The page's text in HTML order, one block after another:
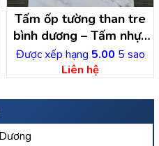
Tấm ốp tường than tre
bình dương – Tấm nhựa
ốp tường Bình Dương
Được xếp hạng 5.00 5 sao
Liên hệ